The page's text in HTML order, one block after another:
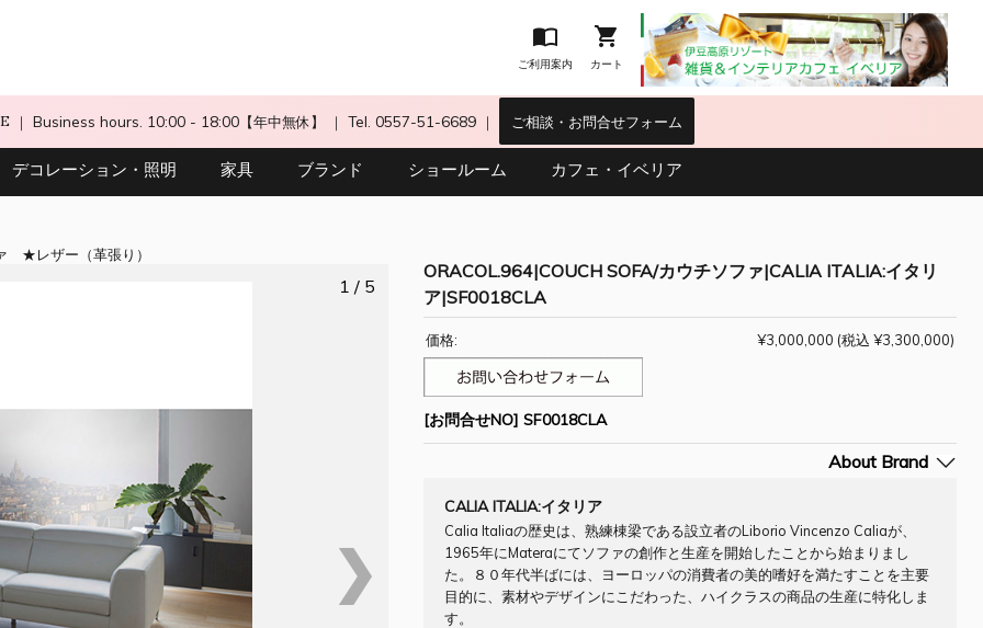

ご利用案内

カート
｜ Business hours. 10:00 - 18:00【年中無休】 ｜ Tel. 0557-51-6689｜ ご相談・お問合せフォーム
デコレーション・照明 家具 ブランド ショールーム カフェ・イベリア
レザー（革張り）
ORACOL.964|COUCH SOFA/カウチソファ|CALIA ITALIA:イタリ
ア|SF0018CLA
価格: ¥3,000,000 (税込 ¥3,300,000)
1 / 5
❯
[お問合せNO] SF0018CLA
About Brand
CALIA ITALIA:イタリア
Calia Italiaの歴史は、熟練棟梁である設立者のLiborio Vincenzo Caliaが、
1965年にMateraにてソファの創作と生産を開始したことから始まりまし
た。８０年代半ばには、ヨーロッパの消費者の美的嗜好を満たすことを主要
目的に、素材やデザインにこだわった、ハイクラスの商品の生産に特化しま
す。